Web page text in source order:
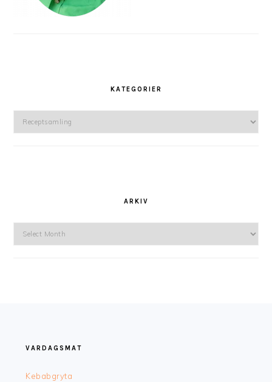
KATEGORIER
ARKIV
VARDAGSMAT
Kebabgryta